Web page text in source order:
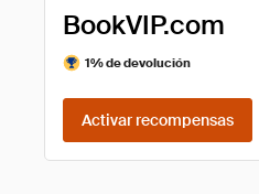
BookVIP.com
1% de devolución
Activar recompensas